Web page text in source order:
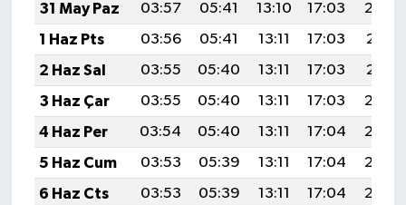
31 May Paz
03:57 05:41 13:10 17:03
20:30
1 Haz Pts
03:56 05:41 13:11 17:03
20:31
2 Haz Sal
03:55 05:40 13:11 17:03
20:31
3 Haz Çar
03:55 05:40 13:11 17:03
20:32
4 Haz Per
03:54 05:40 13:11 17:04
20:33
5 Haz Cum
03:53 05:39 13:11 17:04
20:33
6 Haz Cts
03:53 05:39 13:11 17:04
20:34